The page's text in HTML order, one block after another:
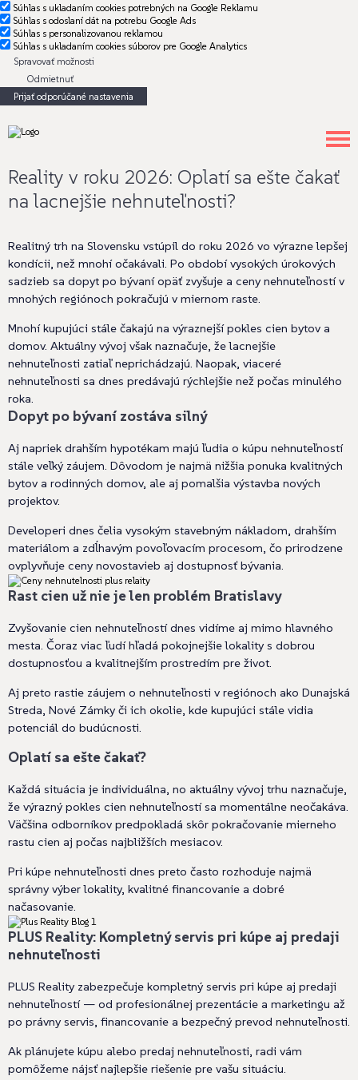
Súhlas s ukladaním cookies potrebných na Google Reklamu
Súhlas s odoslaní dát na potrebu Google Ads
Súhlas s personalizovanou reklamou
Súhlas s ukladaním cookies súborov pre Google Analytics
Spravovať možnosti
Odmietnuť
Prijať odporúčané nastavenia
Reality v roku 2026: Oplatí sa ešte čakať
na lacnejšie nehnuteľnosti?
Realitný trh na Slovensku vstúpil do roku 2026 vo výrazne lepšej
kondícii, než mnohí očakávali. Po období vysokých úrokových
sadzieb sa dopyt po bývaní opäť zvyšuje a ceny nehnuteľností v
mnohých regiónoch pokračujú v miernom raste.
Mnohí kupujúci stále čakajú na výraznejší pokles cien bytov a
domov. Aktuálny vývoj však naznačuje, že lacnejšie
nehnuteľnosti zatiaľ neprichádzajú. Naopak, viaceré
nehnuteľnosti sa dnes predávajú rýchlejšie než počas minulého
roka.
Dopyt po bývaní zostáva silný
Aj napriek drahším hypotékam majú ľudia o kúpu nehnuteľností
stále veľký záujem. Dôvodom je najmä nižšia ponuka kvalitných
bytov a rodinných domov, ale aj pomalšia výstavba nových
projektov.
Developeri dnes čelia vysokým stavebným nákladom, drahším
materiálom a zdĺhavým povoľovacím procesom, čo prirodzene
ovplyvňuje ceny novostavieb aj dostupnosť bývania.
Rast cien už nie je len problém Bratislavy
Zvyšovanie cien nehnuteľností dnes vidíme aj mimo hlavného
mesta. Čoraz viac ľudí hľadá pokojnejšie lokality s dobrou
dostupnosťou a kvalitnejším prostredím pre život.
Aj preto rastie záujem o nehnuteľnosti v regiónoch ako Dunajská
Streda, Nové Zámky či ich okolie, kde kupujúci stále vidia
potenciál do budúcnosti.
Oplatí sa ešte čakať?
Každá situácia je individuálna, no aktuálny vývoj trhu naznačuje,
že výrazný pokles cien nehnuteľností sa momentálne neočakáva.
Väčšina odborníkov predpokladá skôr pokračovanie mierneho
rastu cien aj počas najbližších mesiacov.
Pri kúpe nehnuteľnosti dnes preto často rozhoduje najmä
správny výber lokality, kvalitné financovanie a dobré
načasovanie.
PLUS Reality: Kompletný servis pri kúpe aj predaji
nehnuteľnosti
PLUS Reality zabezpečuje kompletný servis pri kúpe aj predaji
nehnuteľností — od profesionálnej prezentácie a marketingu až
po právny servis, financovanie a bezpečný prevod nehnuteľnosti.
Ak plánujete kúpu alebo predaj nehnuteľnosti, radi vám
pomôžeme nájsť najlepšie riešenie pre vašu situáciu.